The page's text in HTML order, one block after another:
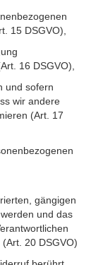
15 DSGVO),
16 DSGVO),
und sofern
wir andere
(Art. 17
gängigen
und das
20 DSGVO)